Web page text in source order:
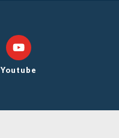
Youtube